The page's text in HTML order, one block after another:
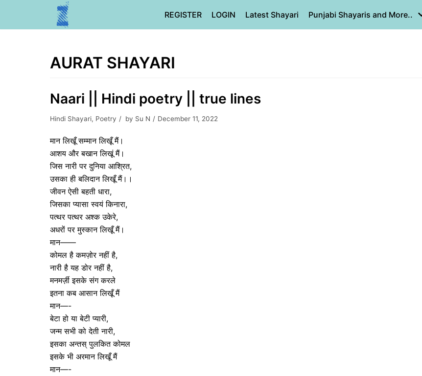
REGISTER LOGIN Latest Shayari Punjabi Shayaris and More..
AURAT SHAYARI
Naari || Hindi poetry || true lines
Hindi Shayari, Poetry by Su N December 11, 2022
मान लिखूँ सम्मान लिखूँ मैं।
आशय और बखान लिखूं मैं।
जिस नारी पर दुनिया आश्रित,
उसका ही बलिदान लिखूँ मैं।।
जीवन ऐसी बहती धारा,
जिसका प्यासा स्वयं किनारा,
पत्थर पत्थर अश्क उकेरे,
अधरों पर मुस्कान लिखूँ मैं।
मान——
कोमल है कमज़ोर नहीं है,
नारी है यह डोर नहीं है,
मनमर्ज़ी इसके संग करले
इतना कब आसान लिखूँ मैं
मान—-
बेटा हो या बेटी प्यारी,
जन्म सभी को देती नारी,
इसका अन्तस् पुलकित कोमल
इसके भी अरमान लिखूँ मैं
मान—-